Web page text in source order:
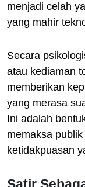
menjadi celah
yang mahir
Secara
atau kediaman
memberikan
yang merasa
Ini adalah
memaksa
ketidakpuasan